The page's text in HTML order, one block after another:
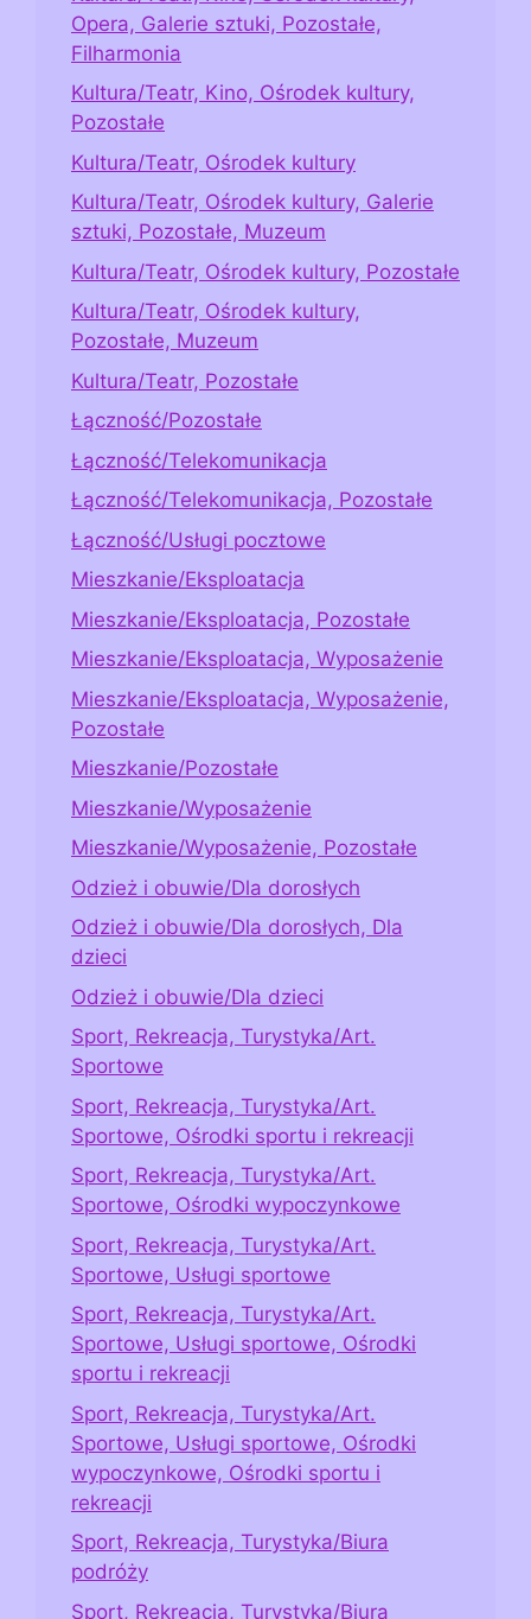
Opera, Galerie sztuki, Pozostałe,
Filharmonia
Kultura/Teatr, Kino, Ośrodek kultury,
Pozostałe
Kultura/Teatr, Ośrodek kultury
Kultura/Teatr, Ośrodek kultury, Galerie
sztuki, Pozostałe, Muzeum
Kultura/Teatr, Ośrodek kultury, Pozostałe
Kultura/Teatr, Ośrodek kultury,
Pozostałe, Muzeum
Kultura/Teatr, Pozostałe
Łączność/Pozostałe
Łączność/Telekomunikacja
Łączność/Telekomunikacja, Pozostałe
Łączność/Usługi pocztowe
Mieszkanie/Eksploatacja
Mieszkanie/Eksploatacja, Pozostałe
Mieszkanie/Eksploatacja, Wyposażenie
Mieszkanie/Eksploatacja, Wyposażenie,
Pozostałe
Mieszkanie/Pozostałe
Mieszkanie/Wyposażenie
Mieszkanie/Wyposażenie, Pozostałe
Odzież i obuwie/Dla dorosłych
Odzież i obuwie/Dla dorosłych, Dla
dzieci
Odzież i obuwie/Dla dzieci
Sport, Rekreacja, Turystyka/Art.
Sportowe
Sport, Rekreacja, Turystyka/Art.
Sportowe, Ośrodki sportu i rekreacji
Sport, Rekreacja, Turystyka/Art.
Sportowe, Ośrodki wypoczynkowe
Sport, Rekreacja, Turystyka/Art.
Sportowe, Usługi sportowe
Sport, Rekreacja, Turystyka/Art.
Sportowe, Usługi sportowe, Ośrodki
sportu i rekreacji
Sport, Rekreacja, Turystyka/Art.
Sportowe, Usługi sportowe, Ośrodki
wypoczynkowe, Ośrodki sportu i
rekreacji
Sport, Rekreacja, Turystyka/Biura
podróży
Sport, Rekreacja, Turystyka/Biura